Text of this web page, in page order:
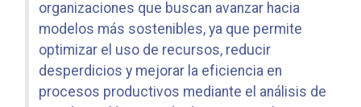
organizaciones que buscan avanzar hacia
modelos más sostenibles, ya que permite
optimizar el uso de recursos, reducir
desperdicios y mejorar la eficiencia en
procesos productivos mediante el análisis de